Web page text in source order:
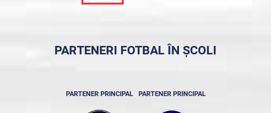
PARTENERI FOTBAL ÎN ȘCOLI
PARTENER PRINCIPAL PARTENER PRINCIPAL